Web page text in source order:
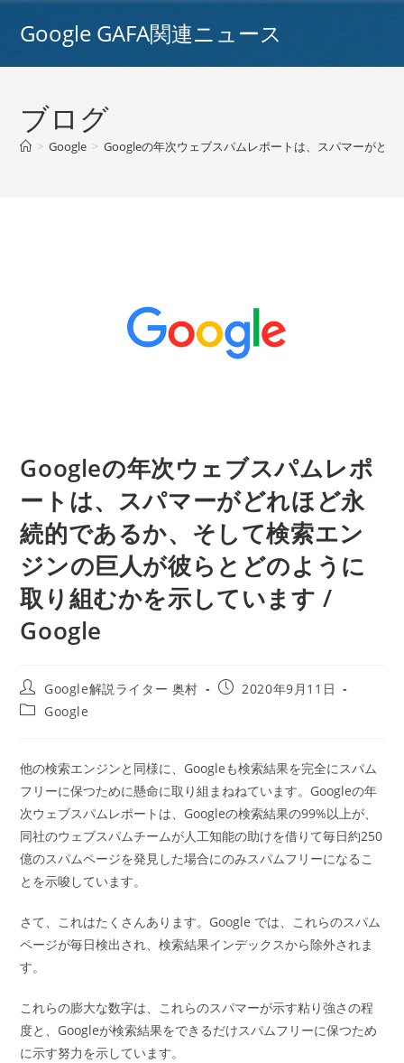
Google GAFA関連ニュース
ブログ
> Google > Googleの年次ウェブスパムレポートは、スパマーがど
Googleの年次ウェブスパムレポ
ートは、スパマーがどれほど永
続的であるか、そして検索エン
ジンの巨人が彼らとどのように
取り組むかを示しています /
Google
投
稿
者:
Google解説ライター 奥村
投
2020年9月11日
投
テ
ゴ
リ
ー:
Google
他の検索エンジンと同様に、Googleも検索結果を完全にスパム
フリーに保つために懸命に取り組まねねています。Googleの年
次ウェブスパムレポートは、Googleの検索結果の99%以上が、
同社のウェブスパムチームが人工知能の助けを借りて毎日約250
億のスパムページを発見した場合にのみスパムフリーになるこ
とを示唆しています。
さて、これはたくさんあります。Google では、これらのスパム
ページが毎日検出され、検索結果インデックスから除外されま
す。
これらの膨大な数字は、これらのスパマーが示す粘り強さの程
度と、Googleが検索結果をできるだけスパムフリーに保つため
に示す努力を示しています。